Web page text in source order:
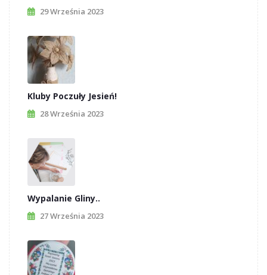
29 Września 2023
Kluby Poczuły Jesień!
28 Września 2023
Wypalanie Gliny..
27 Września 2023